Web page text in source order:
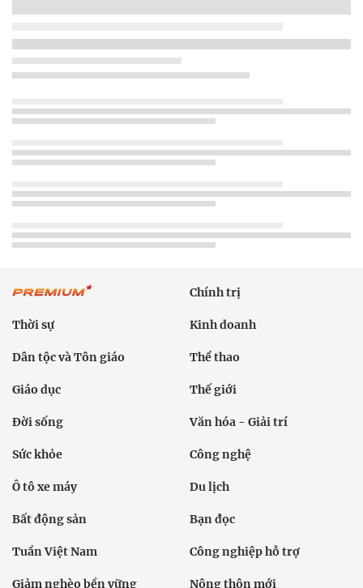
Chính trị
Thời sự Kinh doanh
Dân tộc và Tôn giáo Thể thao
Giáo dục Thế giới
Đời sống Văn hóa - Giải trí
Sức khỏe Công nghệ
Ô tô xe máy Du lịch
Bất động sản Bạn đọc
Tuần Việt Nam Công nghiệp hỗ trợ
Giảm nghèo bền vững Nông thôn mới